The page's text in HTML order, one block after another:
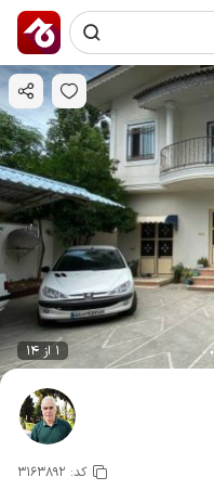
1 از 14
کد: 3163892